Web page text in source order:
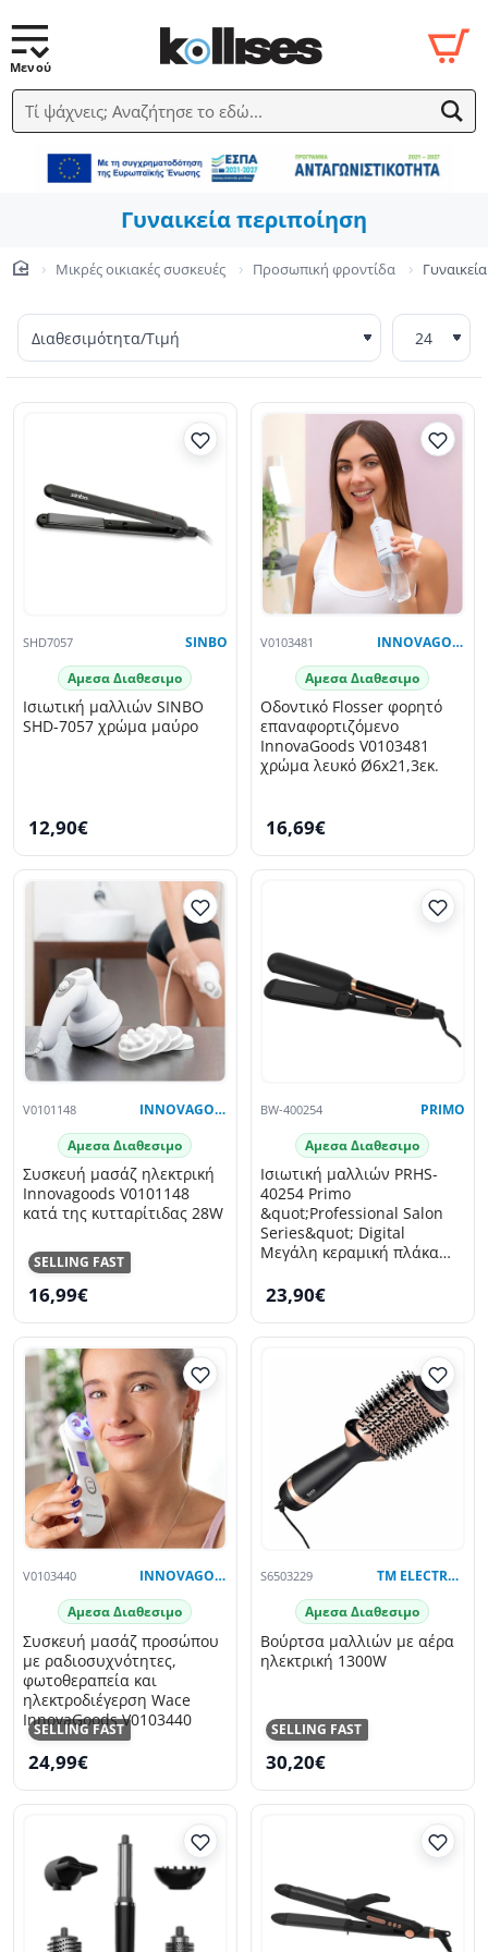
Τί ψάχνεις; Αναζήτησε το εδώ...
Γυναικεία περιποίηση
Μικρές οικιακές συσκευές Προσωπική φροντίδα
SHD7057 SINBO
Αμεσα Διαθεσιμο
Ισιωτική μαλλιών SINBO
SHD-7057 χρώμα μαύρο
12,90€
V0103481 INNOVAGOODS
Αμεσα Διαθεσιμο
Οδοντικό Flosser φορητό
επαναφορτιζόμενο
InnovaGoods V0103481
χρώμα λευκό Ø6x21,3εκ.
16,69€
SELLING FAST
V0101148 INNOVAGOODS
Αμεσα Διαθεσιμο
Συσκευή μασάζ ηλεκτρική
Innovagoods V0101148
κατά της κυτταρίτιδας 28W
16,99€
BW-400254 PRIMO
Αμεσα Διαθεσιμο
Ισιωτική μαλλιών PRHS-
40254 Primo
&quot;Professional Salon
Series&quot; Digital
Μεγάλη κεραμική πλάκα
gold
23,90€
SELLING FAST
V0103440 INNOVAGOODS
Αμεσα Διαθεσιμο
Συσκευή μασάζ προσώπου
με ραδιοσυχνότητες,
φωτοθεραπεία και
ηλεκτροδιέγερση Wace
InnovaGoods V0103440
24,99€
SELLING FAST
S6503229 TM ELECTRON
Αμεσα Διαθεσιμο
Βούρτσα μαλλιών με αέρα
ηλεκτρική 1300W
30,20€